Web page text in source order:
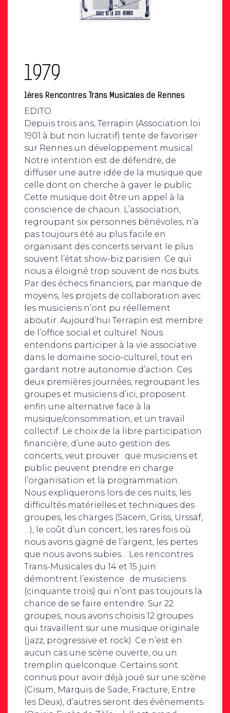
1979
1ères Rencontres Trans Musicales de Rennes
EDITO
Depuis trois ans, Terrapin (Association loi
1901 à but non lucratif) tente de favoriser
sur Rennes un développement musical.
Notre intention est de défendre, de
diffuser une autre idée de la musique que
celle dont on cherche à gaver le public.
Cette musique doit être un appel à la
conscience de chacun. L’association,
regroupant six personnes bénévoles, n’a
pas toujours été au plus facile en
organisant des concerts servant le plus
souvent l’état show-biz parisien. Ce qui
nous a éloigné trop souvent de nos buts.
Par des échecs financiers, par manque de
moyens, les projets de collaboration avec
les musiciens n’ont pu réellement
aboutir. Aujourd’hui Terrapin est membre
de l’office social et culturel. Nous
entendons participer à la vie associative
dans le domaine socio-culturel, tout en
gardant notre autonomie d’action. Ces
deux premières journées, regroupant les
groupes et musiciens d’ici, proposent
enfin une alternative face à la
musique/consommation, et un travail
collectif. Le choix de la libre participation
financière, d’une auto gestion des
concerts, veut prouver que musiciens et
public peuvent prendre en charge
l’organisation et la programmation.
Nous expliquerons lors de ces nuits, les
difficultés matérielles et techniques des
groupes, les charges (Sacem, Griss, Urssaf,
…), le coût d’un concert, les rares fois où
nous avons gagné de l’argent, les pertes
que nous avons subies… Les rencontres
Trans-Musicales du 14 et 15 juin
démontrent l’existence de musiciens
(cinquante trois) qui n’ont pas toujours la
chance de se faire entendre. Sur 22
groupes, nous avons choisis 12 groupes
qui travaillent sur une musique originale
(jazz, progressive et rock). Ce n’est en
aucun cas une scène ouverte, ou un
tremplin quelconque. Certains sont
connus pour avoir déjà joué sur une scène
(Cisum, Marquis de Sade, Fracture, Entre
les Deux), d’autres seront des évènements